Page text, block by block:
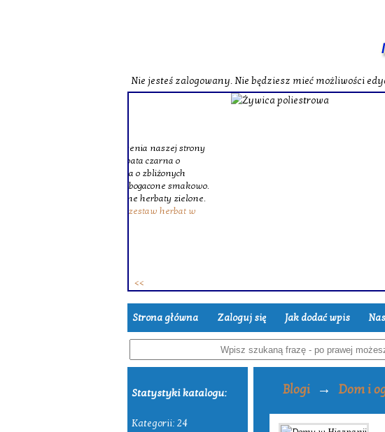
Nie jesteś zalogowany. Nie będziesz mieć możliwości
Strona główna Zaloguj się Jak dodać wpis
Statystyki katalogu:
Kategorii: 24
Blogi → Dom i